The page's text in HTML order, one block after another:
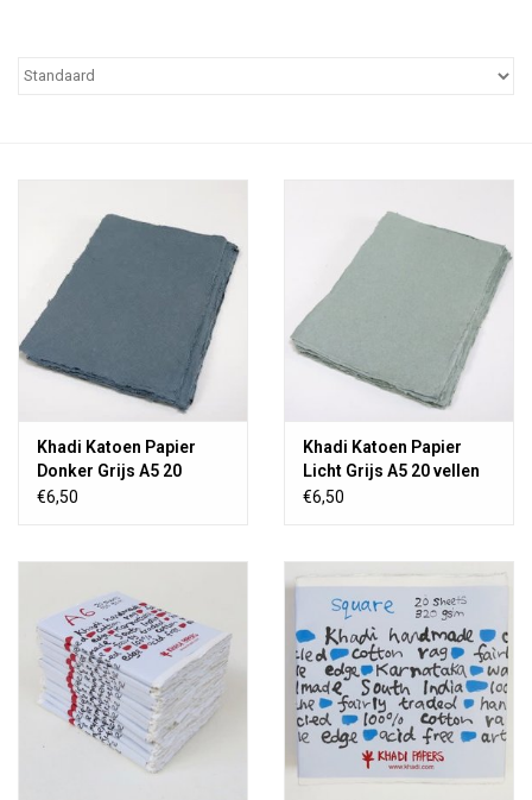
Blog
Khadi Katoen Papier
Donker Grijs A5 20
vellen
€6,50
Khadi Katoen Papier
Licht Grijs A5 20 vellen
€6,50